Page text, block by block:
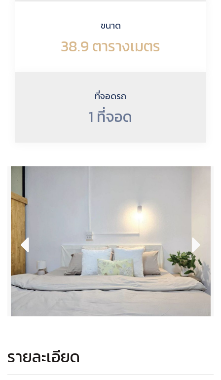
ขนาด
38.9 ตารางเมตร
ที่จอดรถ
1 ที่จอด
รายละเอียด